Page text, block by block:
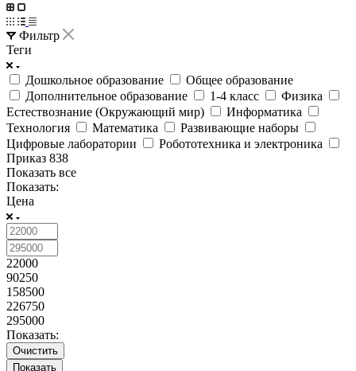
Фильтр
Теги
Дошкольное образование
Общее образование
Дополнительное образование
1-4 класс
Физика
Естествознание (Окружающий мир)
Информатика
Технология
Математика
Развивающие наборы
Цифровые лаборатории
Робототехника и электроника
Приказ 838
Показать все
Показать:
Цена
22000
90250
158500
226750
295000
Показать:
Очистить